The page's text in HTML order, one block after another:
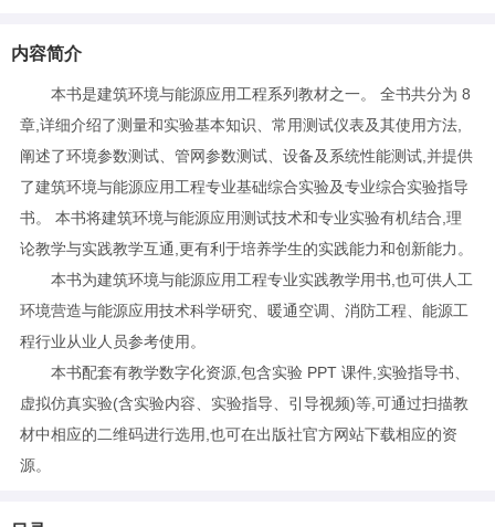
内容简介
本书是建筑环境与能源应用工程系列教材之一。 全书共分为 8
章,详细介绍了测量和实验基本知识、常用测试仪表及其使用方法,
阐述了环境参数测试、管网参数测试、设备及系统性能测试,并提供
了建筑环境与能源应用工程专业基础综合实验及专业综合实验指导
书。 本书将建筑环境与能源应用测试技术和专业实验有机结合,理
论教学与实践教学互通,更有利于培养学生的实践能力和创新能力。
本书为建筑环境与能源应用工程专业实践教学用书,也可供人工
环境营造与能源应用技术科学研究、暖通空调、消防工程、能源工
程行业从业人员参考使用。
本书配套有教学数字化资源,包含实验 PPT 课件,实验指导书、
虚拟仿真实验(含实验内容、实验指导、引导视频)等,可通过扫描教
材中相应的二维码进行选用,也可在出版社官方网站下载相应的资
源。